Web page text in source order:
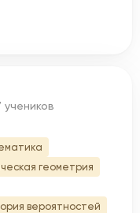
геометрия
вероятностей